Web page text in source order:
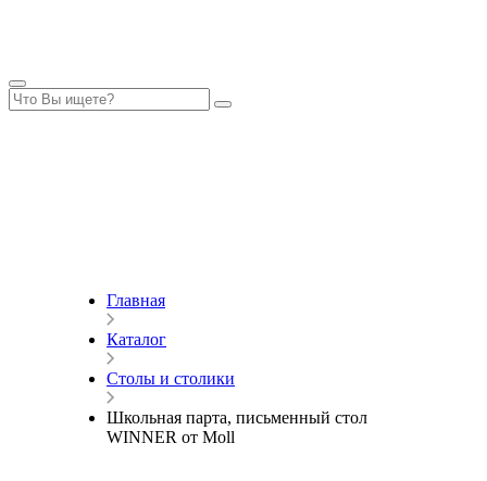
Главная
Каталог
Столы и столики
Школьная парта, письменный стол
WINNER от Moll